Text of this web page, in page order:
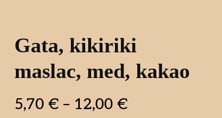
Gata, kikiriki
maslac, med, kakao
5,70 € – 12,00 €